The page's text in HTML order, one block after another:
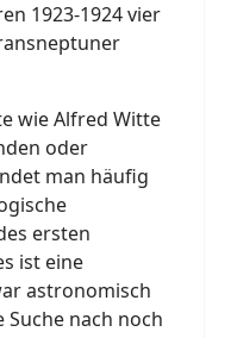
1923-1924 vier
wie Alfred Witte
oder
man häufig
ersten
ist eine
astronomisch
nach noch